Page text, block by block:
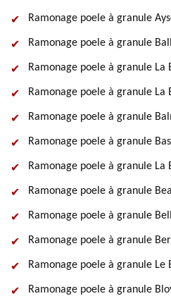
Ramonage poele à granule
Ramonage poele à granule
Ramonage poele à granule La
Ramonage poele à granule La
Ramonage poele à granule
Ramonage poele à granule
Ramonage poele à granule La
Ramonage poele à granule
Ramonage poele à granule
Ramonage poele à granule
Ramonage poele à granule Le
Ramonage poele à granule